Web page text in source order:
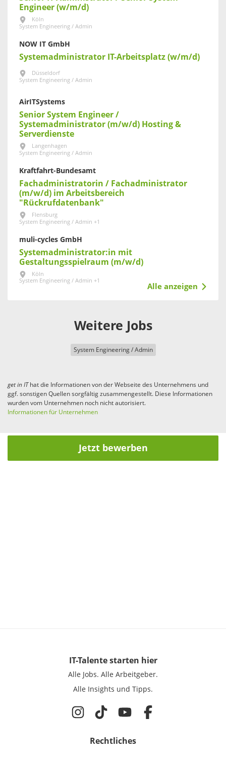
Engineer (w/m/d)
Köln
System Engineering / Admin
NOW IT GmbH
Systemadministrator IT-Arbeitsplatz (w/m/d)
Düsseldorf
System Engineering / Admin
AirITSystems
Senior System Engineer /
Systemadministrator (m/w/d) Hosting &
Serverdienste
Langenhagen
System Engineering / Admin
Kraftfahrt-Bundesamt
Fachadministratorin / Fachadministrator
(m/w/d) im Arbeitsbereich
"Rückrufdatenbank"
Flensburg
System Engineering / Admin +1
muli-cycles GmbH
Systemadministrator:in mit
Gestaltungsspielraum (m/w/d)
Köln
System Engineering / Admin +1
Alle anzeigen
Weitere Jobs
System Engineering / Admin
get in IThat die Informationen von der Webseite des Unternehmens und
ggf. sonstigen Quellen sorgfältig zusammengestellt. Diese Informationen
wurden vom Unternehmen noch nicht autorisiert.
Informationen für Unternehmen
Jetzt bewerben
IT-Talentestarten hier
Alle Jobs. Alle Arbeitgeber.
Alle Insights und Tipps.
Rechtliches